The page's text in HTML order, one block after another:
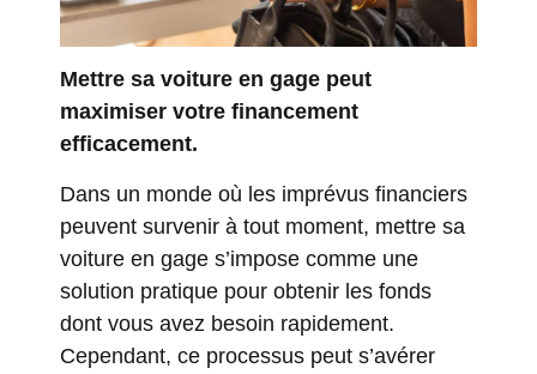
Mettre sa voiture en gage peut
maximiser votre financement
efficacement.
Dans un monde où les imprévus financiers
peuvent survenir à tout moment, mettre sa
voiture en gage s’impose comme une
solution pratique pour obtenir les fonds
dont vous avez besoin rapidement.
Cependant, ce processus peut s’avérer